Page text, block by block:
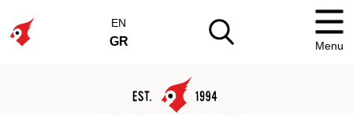
EN
GR Menu